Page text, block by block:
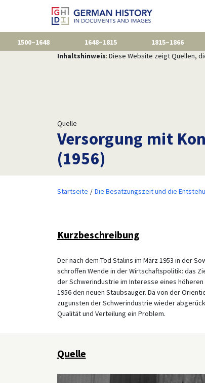
1500–1648 1648–1815 1815–1866
Inhaltshinweis: Diese Website zeigt Quellen,
Quelle
Versorgung mit
(1956)
Startseite Die Besatzungszeit und die
Kurzbeschreibung
Der nach dem Tod Stalins im März 1953 in der
schroffen Wende in der Wirtschaftspolitik: das
der Schwerindustrie im Interesse eines
1956 den neuen Staubsauger. Da von der
zugunsten der Schwerindustrie wieder
Qualität und Verteilung ein Problem.
Quelle